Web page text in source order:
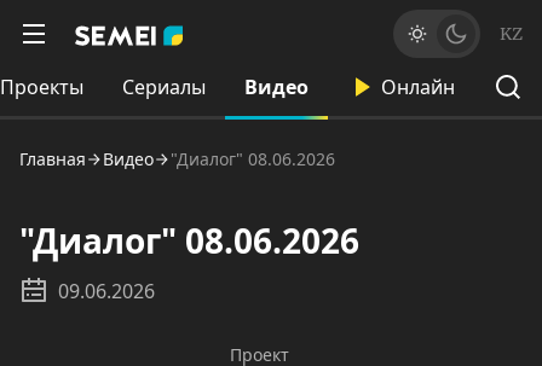
KZ
Проекты Сериалы Видео Онлайн
Главная Видео "Диалог" 08.06.2026
"Диалог" 08.06.2026
09.06.2026
Проект